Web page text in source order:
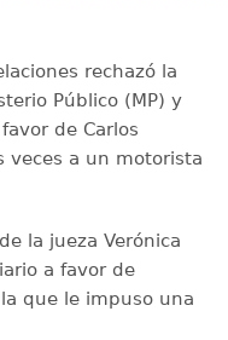
rechazó la
Público (MP) y
de Carlos
veces a un motorista
la jueza Verónica
a favor de
que le impuso una